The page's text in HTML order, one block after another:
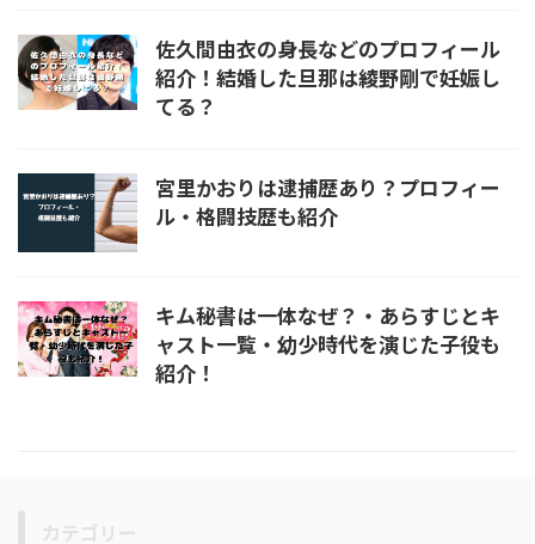
佐久間由衣の身長などのプロフィール
紹介！結婚した旦那は綾野剛で妊娠し
てる？
宮里かおりは逮捕歴あり？プロフィー
ル・格闘技歴も紹介
キム秘書は一体なぜ？・あらすじとキ
ャスト一覧・幼少時代を演じた子役も
紹介！